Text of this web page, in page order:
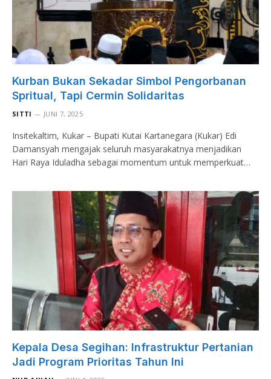
Kurban Bukan Sekadar Simbol Pengorbanan
Spritual, Tapi Cermin Solidaritas
SITTI JUNI 7, 2025
Insitekaltim, Kukar – Bupati Kutai Kartanegara (Kukar) Edi
Damansyah mengajak seluruh masyarakatnya menjadikan
Hari Raya Iduladha sebagai momentum untuk memperkuat…
Kepala Desa Segihan: Infrastruktur Pertanian
Jadi Program Prioritas Tahun Ini